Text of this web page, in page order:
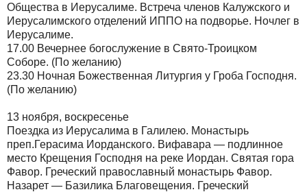
Общества в Иерусалиме. Встреча членов Калужского и
Иерусалимского отделений ИППО на подворье. Ночлег в
Иерусалиме.
17.00 Вечернее богослужение в Свято-Троицком
Соборе. (По желанию)
23.30 Ночная Божественная Литургия у Гроба Господня.
(По желанию)
13 ноября, воскресенье
Поездка из Иерусалима в Галилею. Монастырь
преп.Герасима Иорданского. Вифавара — подлинное
место Крещения Господня на реке Иордан. Святая гора
Фавор. Греческий православный монастырь Фавор.
Назарет — Базилика Благовещения. Греческий